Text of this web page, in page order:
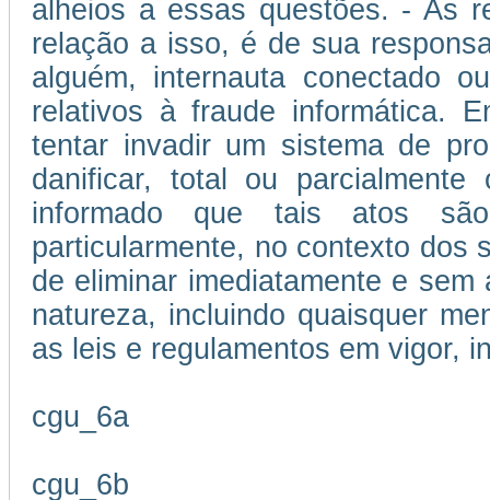
alheios a essas questões. - As
relação a isso, é de sua
alguém, internauta conectado
relativos à fraude informática.
tentar invadir um sistema de
danificar, total ou
informado que tais atos
particularmente, no contexto dos
de eliminar imediatamente e
natureza, incluindo quaisquer
as leis e regulamentos em vigor,
cgu_6a
cgu_6b